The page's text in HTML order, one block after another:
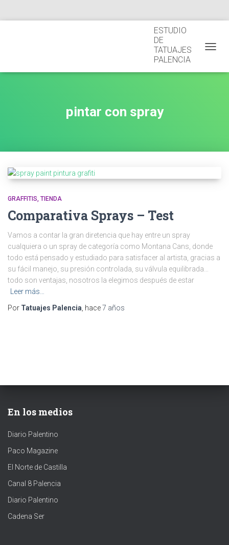
AVISO LEGAL
ESTUDIO
DE
TATUAJES
PALENCIA
pintar con spray
GRAFFITIS TIENDA
Comparativa Sprays – Test
Vamos a contar la gran diretencia que hay entre un spray
cualquiera o un spray de categoría como Montana Cans, donde
todo está pensado y estudiado para satisfacer al artista, gracias a
su fácil manejo, su presión controlada, su válvula equilibrada…
todo son ventajas, nosotros la elegimos después de estar
Leer más…
Por Tatuajes Palencia, hace7 años
En los medios
Diario Palentino
Paco Magazine
El Norte de Castilla
Canal 8 Palencia
Diario Palentino
Cadena Ser